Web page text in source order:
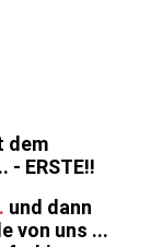
dem
ERSTE!!
und dann
von uns ...